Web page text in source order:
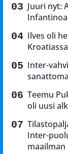
Juuri nyt:
Infantinoa
Ilves oli
Inter-
Teemu
oli uusi
Inter-
maailman